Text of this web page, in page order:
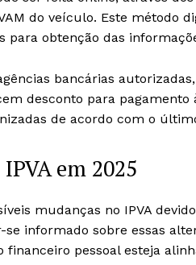
do veículo. Este método
para obtenção das
bancárias
desconto para
de acordo com o
em 2025
mudanças no IPVA
informado sobre essas
pessoal esteja